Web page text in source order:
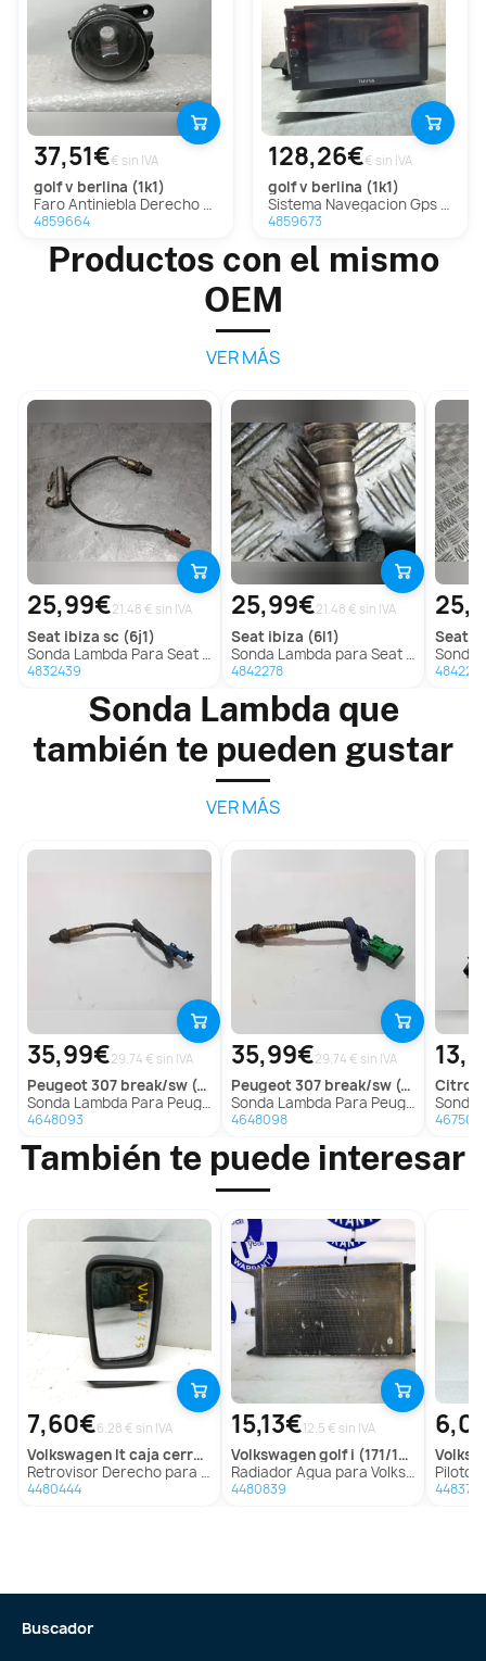
37,51€€ sin IVA
golf v berlina (1k1)
Faro Antiniebla Derecho Para Volkswagen Golf V Berlina
4859664
128,26€€ sin IVA
golf v berlina (1k1)
Sistema Navegacion Gps para Volkswagen Golf V Berlina (1K1)
4859673
Productos con el mismo
OEM
VER MÁS
25,99€21.48 € sin IVA
seat ibiza sc (6j1)
Sonda Lambda Para Seat Ibiza Sc
4832439
25,99€21.48 € sin IVA
seat ibiza (6l1)
Sonda Lambda para Seat Ibiza (6L1)
4842278
seat
Sonda
4842277
Sonda Lambda que
también te pueden gustar
VER MÁS
35,99€29.74 € sin IVA
peugeot307 break/sw (s2)
Sonda Lambda Para Peugeot 307 Break/Sw
4648093
35,99€29.74 € sin IVA
peugeot307 break/sw (s2)
Sonda Lambda Para Peugeot 307 Break/Sw
4648098
Sonda
También te puede interesar
7,60€6.28 € sin IVA
volkswagen lt caja cerrada / combi
Retrovisor Derecho para Volkswagen Lt Caja Cerrada / Combi
4480444
15,13€12.5 € sin IVA
volkswagengolf i (171/173)
Radiador Agua para Volkswagen Golf I (171/173)
4480839
Piloto
4483752
Buscador